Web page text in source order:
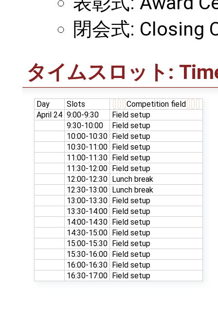
閉会式: Closing
タイムスロット:
Day Slots
Competition field
April 24 9:00-9:30
Field setup
9:30-10:00
Field setup
10:00-10:30 Field setup
10:30-11:00 Field setup
11:00-11:30 Field setup
11:30-12:00 Field setup
12:00-12:30 Lunch break
12:30-13:00 Lunch break
13:00-13:30 Field setup
13:30-14:00 Field setup
14:00-14:30 Field setup
14:30-15:00 Field setup
15:00-15:30 Field setup
15:30-16:00 Field setup
16:00-16:30 Field setup
16:30-17:00 Field setup